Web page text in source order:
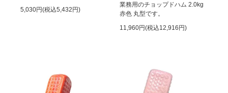
5,030円(税込5,432円)
業務用のチョップドハム 2.0kg
赤色 丸型です。
11,960円(税込12,916円)